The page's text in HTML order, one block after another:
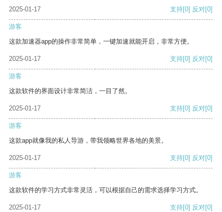
2025-01-17 支持[0] 反对[0]
游客
这款加速器app的操作非常简单，一键加速就能开启，非常方便。
2025-01-17 支持[0] 反对[0]
游客
这款软件的界面设计非常简洁，一目了然。
2025-01-17 支持[0] 反对[0]
游客
这款app就像我的私人导游，带我领略世界各地的美景。
2025-01-17 支持[0] 反对[0]
游客
这款软件的学习方式非常灵活，可以根据自己的需求选择学习方式。
2025-01-17 支持[0] 反对[0]